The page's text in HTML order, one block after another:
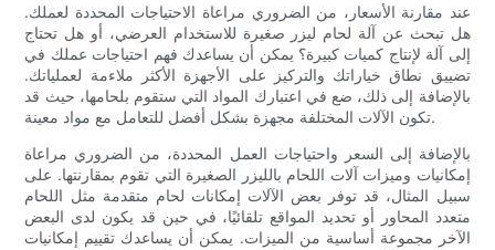
عند مقارنة الأسعار، من الضروري مراعاة الاحتياجات المحددة لعملك.
هل تبحث عن آلة لحام ليزر صغيرة للاستخدام العرضي، أو هل تحتاج
إلى آلة لإنتاج كميات كبيرة؟ يمكن أن يساعدك فهم احتياجات عملك في
تضييق نطاق خياراتك والتركيز على الأجهزة الأكثر ملاءمة لعملياتك.
بالإضافة إلى ذلك، ضع في اعتبارك المواد التي ستقوم بلحامها، حيث قد
تكون الآلات المختلفة مجهزة بشكل أفضل للتعامل مع مواد معينة.
بالإضافة إلى السعر واحتياجات العمل المحددة، من الضروري مراعاة
إمكانيات وميزات آلات اللحام بالليزر الصغيرة التي تقوم بمقارنتها. على
سبيل المثال، قد توفر بعض الآلات إمكانات لحام متقدمة مثل اللحام
متعدد المحاور أو تحديد المواقع تلقائيًا، في حين قد يكون لدى البعض
الآخر مجموعة أساسية من الميزات. يمكن أن يساعدك تقييم إمكانيات